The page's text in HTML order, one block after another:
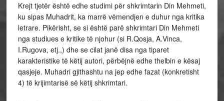
Krejt tjetër është edhe studimi për shkrimtarin Din Mehmeti,
ku sipas Muhadrit, ka marrë vëmendjen e duhur nga kritika
letrare. Pikërisht, se si është parë shkrimtari Din Mehmeti
nga studiues e kritike të njohur (si R.Qosja, A.Vinca,
I.Rugova, etj.,) dhe se cilat janë disa nga tiparet
karakteristike të këtij autori, përbëjnë edhe thelbin e kësaj
qasjeje. Muhadri gjithashtu na jep edhe fazat (konkretisht
4) të krijimtarisë së këtij shkrimtari.